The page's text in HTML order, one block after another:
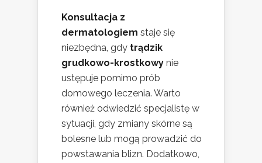
Konsultacja z
dermatologiem staje się
niezbędna, gdy trądzik
grudkowo-krostkowy nie
ustępuje pomimo prób
domowego leczenia. Warto
również odwiedzić specjalistę w
sytuacji, gdy zmiany skórne są
bolesne lub mogą prowadzić do
powstawania blizn. Dodatkowo,